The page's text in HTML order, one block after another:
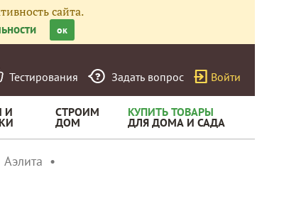
сайта.
ок
Тестирования Задать вопрос Войти
И СТРОИМ
ДОМ
КУПИТЬ ТОВАРЫ
ДЛЯ ДОМА И САДА